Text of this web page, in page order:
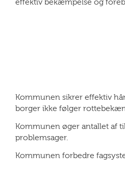
Kommunen sikrer effektiv
borger ikke følger
Kommunen øger antallet af
problemsager.
Kommunen forbedre